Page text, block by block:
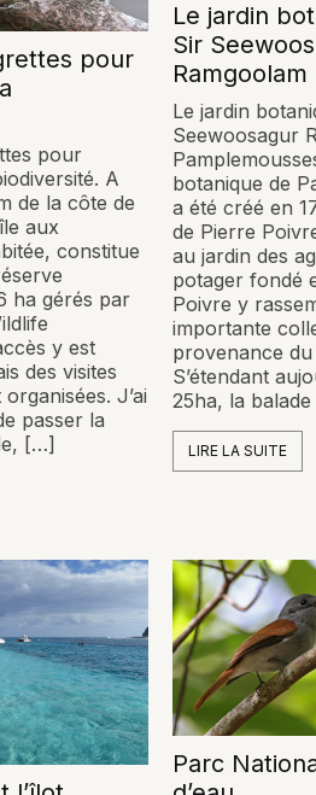
pour
pour
A
de la côte de
aux
constitue
ha gérés par
y est
des visites
J’ai
passer la
[…]
Le jardin
Sir
Ramgoolam
Le jardin
Seewoosagur
botanique de
a été créé en
de Pierre
au jardin des
potager fondé
Poivre y
importante
provenance
S’étendant
25ha, la
LIRE LA SUITE
Parc